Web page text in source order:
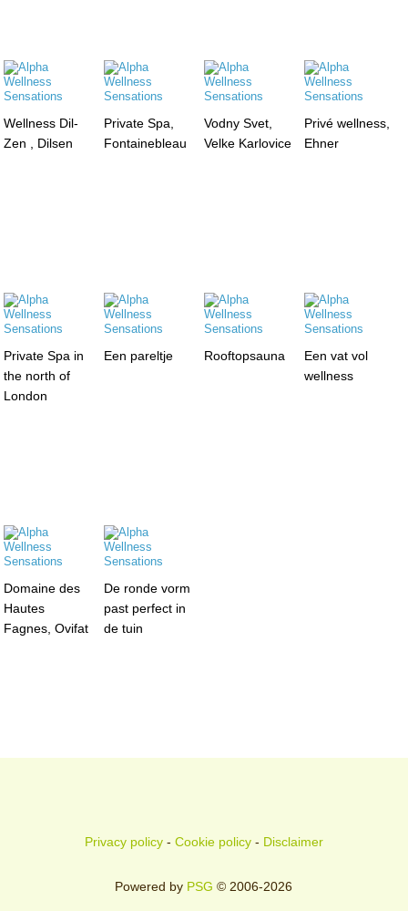
Wellness Dil-
Zen , Dilsen
Private Spa,
Fontainebleau
Vodny Svet,
Velke Karlovice
Privé wellness,
Ehner
Private Spa in
the north of
London
Een pareltje Rooftopsauna
Een vat vol
wellness
Domaine des
Hautes
Fagnes, Ovifat
De ronde vorm
past perfect in
de tuin
Privacy policy- Cookie policy- Disclaimer
Powered by PSG © 2006-2026